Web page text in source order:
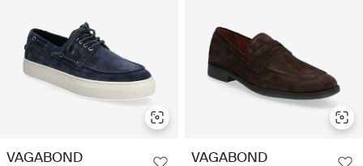
VAGABOND VAGABOND